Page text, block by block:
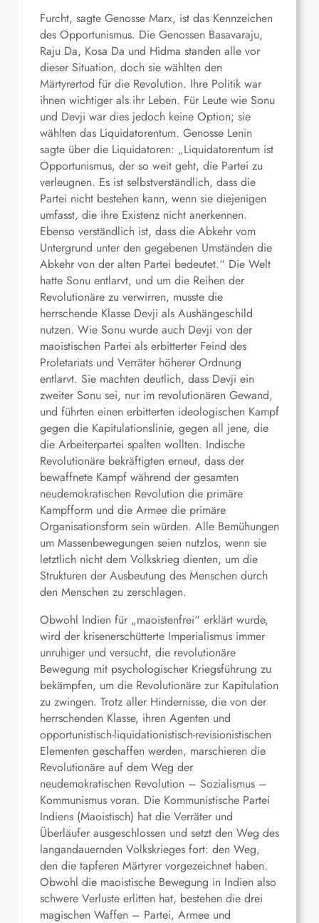
Furcht, sagte Genosse Marx, ist das Kennzeichen
des Opportunismus. Die Genossen Basavaraju,
Raju Da, Kosa Da und Hidma standen alle vor
dieser Situation, doch sie wählten den
Märtyrertod für die Revolution. Ihre Politik war
ihnen wichtiger als ihr Leben. Für Leute wie Sonu
und Devji war dies jedoch keine Option; sie
wählten das Liquidatorentum. Genosse Lenin
sagte über die Liquidatoren: „Liquidatorentum ist
Opportunismus, der so weit geht, die Partei zu
verleugnen. Es ist selbstverständlich, dass die
Partei nicht bestehen kann, wenn sie diejenigen
umfasst, die ihre Existenz nicht anerkennen.
Ebenso verständlich ist, dass die Abkehr vom
Untergrund unter den gegebenen Umständen die
Abkehr von der alten Partei bedeutet.“ Die Welt
hatte Sonu entlarvt, und um die Reihen der
Revolutionäre zu verwirren, musste die
herrschende Klasse Devji als Aushängeschild
nutzen. Wie Sonu wurde auch Devji von der
maoistischen Partei als erbitterter Feind des
Proletariats und Verräter höherer Ordnung
entlarvt. Sie machten deutlich, dass Devji ein
zweiter Sonu sei, nur im revolutionären Gewand,
und führten einen erbitterten ideologischen Kampf
gegen die Kapitulationslinie, gegen all jene, die
die Arbeiterpartei spalten wollten. Indische
Revolutionäre bekräftigten erneut, dass der
bewaffnete Kampf während der gesamten
neudemokratischen Revolution die primäre
Kampfform und die Armee die primäre
Organisationsform sein würden. Alle Bemühungen
um Massenbewegungen seien nutzlos, wenn sie
letztlich nicht dem Volkskrieg dienten, um die
Strukturen der Ausbeutung des Menschen durch
den Menschen zu zerschlagen.
Obwohl Indien für „maoistenfrei“ erklärt wurde,
wird der krisenerschütterte Imperialismus immer
unruhiger und versucht, die revolutionäre
Bewegung mit psychologischer Kriegsführung zu
bekämpfen, um die Revolutionäre zur Kapitulation
zu zwingen. Trotz aller Hindernisse, die von der
herrschenden Klasse, ihren Agenten und
opportunistisch-liquidationistisch-revisionistischen
Elementen geschaffen werden, marschieren die
Revolutionäre auf dem Weg der
neudemokratischen Revolution – Sozialismus –
Kommunismus voran. Die Kommunistische Partei
Indiens (Maoistisch) hat die Verräter und
Überläufer ausgeschlossen und setzt den Weg des
langandauernden Volkskrieges fort: den Weg,
den die tapferen Märtyrer vorgezeichnet haben.
Obwohl die maoistische Bewegung in Indien also
schwere Verluste erlitten hat, bestehen die drei
magischen Waffen – Partei, Armee und